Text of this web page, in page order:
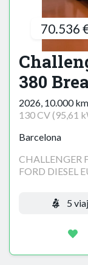
70.536
380
2026, 10.000 km
130 CV (95,61
Barcelona
CHALLENGER
FORD DIESEL
5